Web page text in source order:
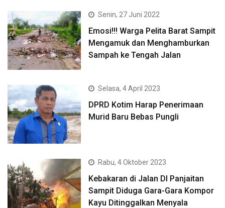
Senin, 27 Juni 2022
Emosi!!! Warga Pelita Barat Sampit
Mengamuk dan Menghamburkan
Sampah ke Tengah Jalan
Selasa, 4 April 2023
DPRD Kotim Harap Penerimaan
Murid Baru Bebas Pungli
Rabu, 4 Oktober 2023
Kebakaran di Jalan DI Panjaitan
Sampit Diduga Gara-Gara Kompor
Kayu Ditinggalkan Menyala